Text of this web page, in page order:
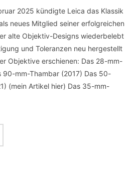
2025 kündigte Leica das Klassik
neues Mitglied seiner erfolgreichen
alte Objektiv-Designs wiederbelebt
und Toleranzen neu hergestellt
Objektive erschienen: Das 28-mm-
90-mm-Thambar (2017) Das 50-
(mein Artikel hier) Das 35-mm-